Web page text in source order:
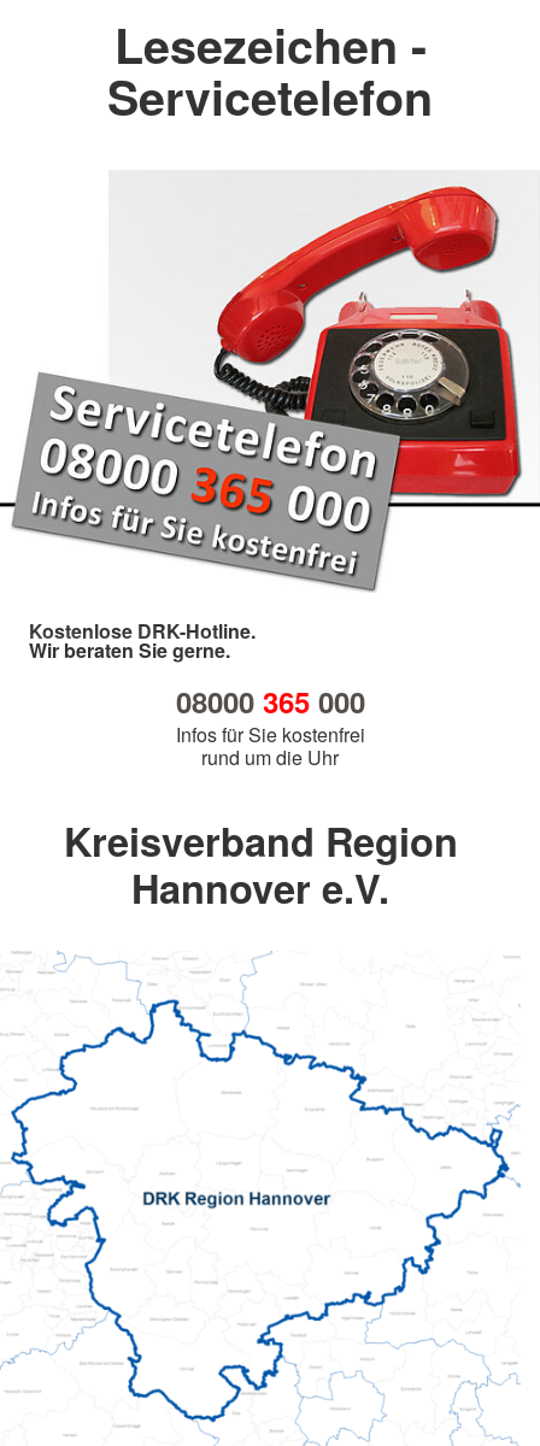
Lesezeichen -
Servicetelefon
Kostenlose DRK-Hotline.
Wir beraten Sie gerne.
08000 365000
Infos für Sie kostenfrei
rund um die Uhr
Kreisverband Region
Hannover e.V.